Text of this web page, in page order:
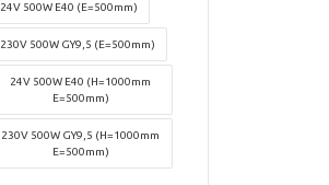
24V 500W E40 (E=500mm)
230V 500W GY9,5 (E=500mm)
24V 500W E40 (H=1000mm
E=500mm)
230V 500W GY9,5 (H=1000mm
E=500mm)